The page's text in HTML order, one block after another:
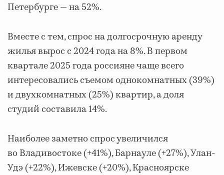
Петербурге — на 52%.
Вместе с тем, спрос на долгосрочную аренду
жилья вырос с 2024 года на 8%. В первом
квартале 2025 года россияне чаще всего
интересовались съемом однокомнатных (39%)
и двухкомнатных (25%) квартир, а доля
студий составила 14%.
Наиболее заметно спрос увеличился
во Владивостоке (+41%), Барнауле (+27%), Улан-
Удэ (+22%), Ижевске (+20%), Красноярске